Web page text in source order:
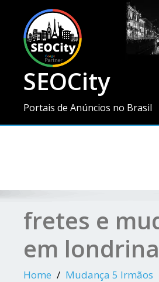
SEOCity
Portais de Anúncios no Brasil
fretes e
em londrina
Home
Mudança 5 Irmãos